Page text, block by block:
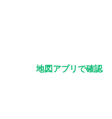
地図アプリで確認